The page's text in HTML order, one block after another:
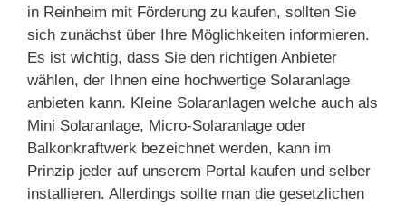
in Reinheim mit Förderung zu kaufen, sollten Sie
sich zunächst über Ihre Möglichkeiten informieren.
Es ist wichtig, dass Sie den richtigen Anbieter
wählen, der Ihnen eine hochwertige Solaranlage
anbieten kann. Kleine Solaranlagen welche auch als
Mini Solaranlage, Micro-Solaranlage oder
Balkonkraftwerk bezeichnet werden, kann im
Prinzip jeder auf unserem Portal kaufen und selber
installieren. Allerdings sollte man die gesetzlichen